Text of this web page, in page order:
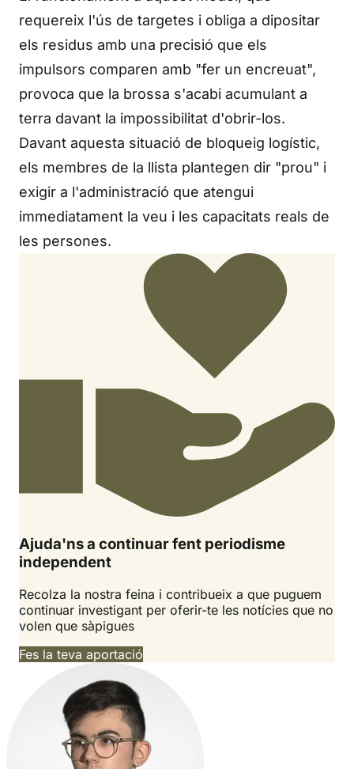
requereix l'ús de targetes i obliga a dipositar
els residus amb una precisió que els
impulsors comparen amb "fer un encreuat",
provoca que la brossa s'acabi acumulant a
terra davant la impossibilitat d'obrir-los.
Davant aquesta situació de bloqueig logístic,
els membres de la llista plantegen dir "prou" i
exigir a l'administració que atengui
immediatament la veu i les capacitats reals de
les persones.
Ajuda'ns a continuar fent periodisme
independent
Recolza la nostra feina i contribueix a que puguem
continuar investigant per oferir-te les notícies que no
volen que sàpigues
Fes la teva aportació